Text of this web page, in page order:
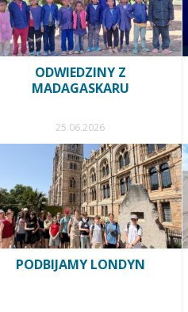
ODWIEDZINY Z
MADAGASKARU
25.06.2026
PODBIJAMY LONDYN